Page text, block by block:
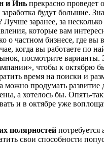
и Инь прекрасно проведет
будут большие.
заранее, за несколько
которые вам
о частном бизнесе, где вы
когда вы работаете по
посмотрите варианты.
чтобы к октябрю
время на поиски и
можно продумать развитие
а хотелось бы. Опять-
и в октябре уже
полярностей потребуется
свои способности